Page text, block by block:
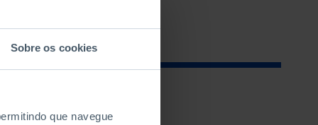
Sobre os cookies
que navegue